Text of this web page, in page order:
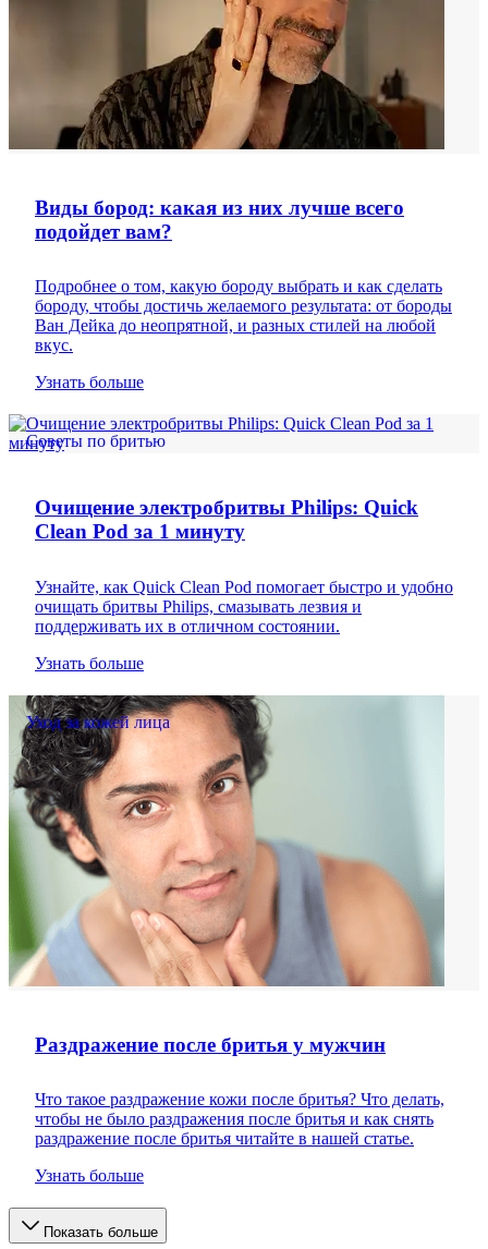
Виды бород: какая из них лучше всего
подойдет вам?
Подробнее о том, какую бороду выбрать и как сделать
бороду, чтобы достичь желаемого результата: от бороды
Ван Дейка до неопрятной, и разных стилей на любой
вкус.
Узнать больше
Советы по бритью
Очищение электробритвы Philips: Quick
Clean Pod за 1 минуту
Узнайте, как Quick Clean Pod помогает быстро и удобно
очищать бритвы Philips, смазывать лезвия и
поддерживать их в отличном состоянии.
Узнать больше
Уход за кожей лица
Раздражение после бритья у мужчин
Что такое раздражение кожи после бритья? Что делать,
чтобы не было раздражения после бритья и как снять
раздражение после бритья читайте в нашей статье.
Узнать больше
Показать больше